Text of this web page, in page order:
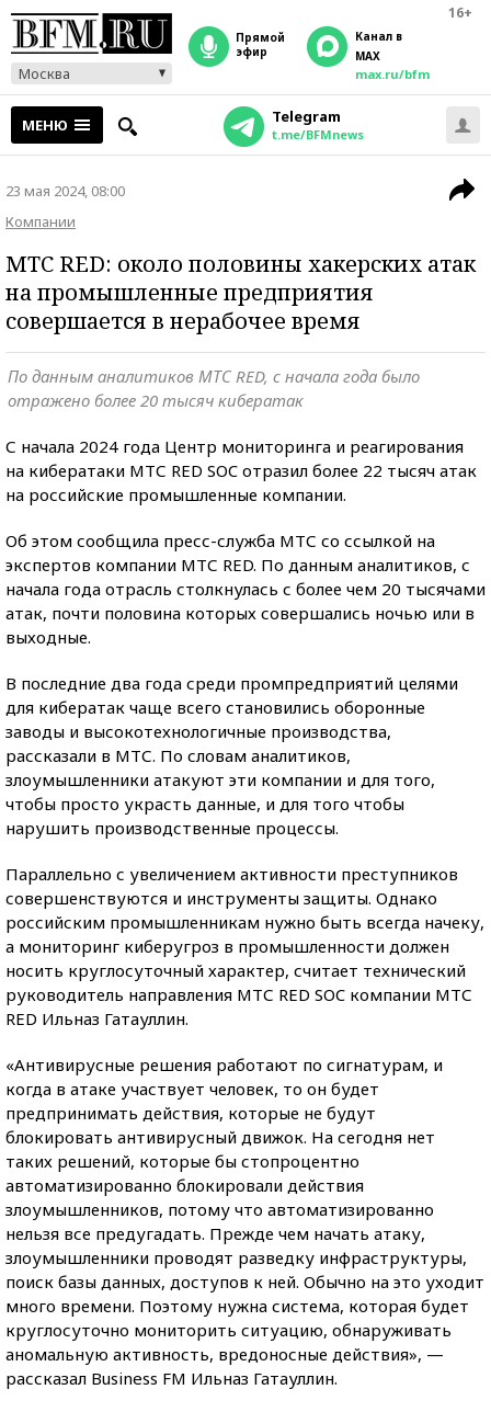
16+
Москва
прямой
эфир
Канал в
MAX
max.ru/bfm
МЕНЮ Telegram
t.me/BFMnews
23 мая 2024, 08:00
Компании
МТС RED: около половины хакерских атак
на промышленные предприятия
совершается в нерабочее время
По данным аналитиков МТС RED, с начала года было
отражено более 20 тысяч кибератак
С начала 2024 года Центр мониторинга и реагирования
на кибератаки МТС RED SOC отразил более 22 тысяч атак
на российские промышленные компании.
Об этом сообщила пресс-служба МТС со ссылкой на
экспертов компании МТС RED. По данным аналитиков, с
начала года отрасль столкнулась с более чем 20 тысячами
атак, почти половина которых совершались ночью или в
выходные.
В последние два года среди промпредприятий целями
для кибератак чаще всего становились оборонные
заводы и высокотехнологичные производства,
рассказали в МТС. По словам аналитиков,
злоумышленники атакуют эти компании и для того,
чтобы просто украсть данные, и для того чтобы
нарушить производственные процессы.
Параллельно с увеличением активности преступников
совершенствуются и инструменты защиты. Однако
российским промышленникам нужно быть всегда начеку,
а мониторинг киберугроз в промышленности должен
носить круглосуточный характер, считает технический
руководитель направления МТС RED SOC компании МТС
RED Ильназ Гатауллин.
«Антивирусные решения работают по сигнатурам, и
когда в атаке участвует человек, то он будет
предпринимать действия, которые не будут
блокировать антивирусный движок. На сегодня нет
таких решений, которые бы стопроцентно
автоматизированно блокировали действия
злоумышленников, потому что автоматизированно
нельзя все предугадать. Прежде чем начать атаку,
злоумышленники проводят разведку инфраструктуры,
поиск базы данных, доступов к ней. Обычно на это уходит
много времени. Поэтому нужна система, которая будет
круглосуточно мониторить ситуацию, обнаруживать
аномальную активность, вредоносные действия», —
рассказал Business FM Ильназ Гатауллин.